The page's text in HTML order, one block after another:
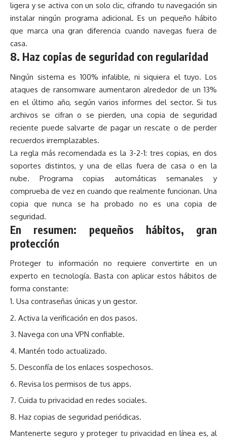
ligera y se activa con un solo clic, cifrando tu navegación sin
instalar ningún programa adicional. Es un pequeño hábito
que marca una gran diferencia cuando navegas fuera de
casa.
8. Haz copias de seguridad con regularidad
Ningún sistema es 100% infalible, ni siquiera el tuyo. Los
ataques de ransomware aumentaron alrededor de un 13%
en el último año, según varios informes del sector. Si tus
archivos se cifran o se pierden, una copia de seguridad
reciente puede salvarte de pagar un rescate o de perder
recuerdos irremplazables.
La regla más recomendada es la 3-2-1: tres copias, en dos
soportes distintos, y una de ellas fuera de casa o en la
nube. Programa copias automáticas semanales y
comprueba de vez en cuando que realmente funcionan. Una
copia que nunca se ha probado no es una copia de
seguridad.
En resumen: pequeños hábitos, gran
protección
Proteger tu información no requiere convertirte en un
experto en tecnología. Basta con aplicar estos hábitos de
forma constante:
Usa contraseñas únicas y un gestor.
Activa la verificación en dos pasos.
Navega con una VPN confiable.
Mantén todo actualizado.
Desconfía de los enlaces sospechosos.
Revisa los permisos de tus apps.
Cuida tu privacidad en redes sociales.
Haz copias de seguridad periódicas.
Mantenerte seguro y proteger tu privacidad en línea es, al